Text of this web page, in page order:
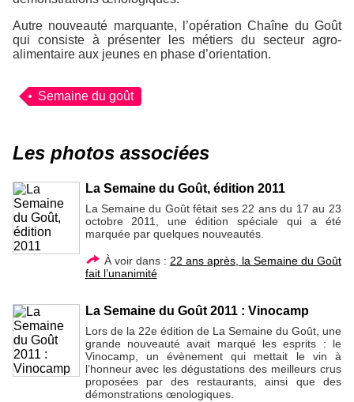
Autre nouveauté marquante, l’opération Chaîne du Goût
qui consiste à présenter les métiers du secteur agro-
alimentaire aux jeunes en phase d’orientation.
Semaine du goût
Les photos associées
La Semaine du Goût, édition 2011
La Semaine du Goût fêtait ses 22 ans du 17 au 23
octobre 2011, une édition spéciale qui a été
marquée par quelques nouveautés.
À voir dans : 22 ans après, la Semaine du Goût
fait l’unanimité
La Semaine du Goût 2011 : Vinocamp
Lors de la 22e édition de La Semaine du Goût, une
grande nouveauté avait marqué les esprits : le
Vinocamp, un évènement qui mettait le vin à
l’honneur avec les dégustations des meilleurs crus
proposées par des restaurants, ainsi que des
démonstrations œnologiques.